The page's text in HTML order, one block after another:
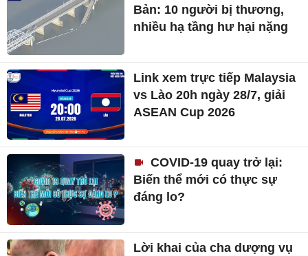
Bản: 10 người bị thương,
nhiều hạ tầng hư hại nặng
Link xem trực tiếp Malaysia
vs Lào 20h ngày 28/7, giải
ASEAN Cup 2026
COVID-19 quay trở lại:
Biến thể mới có thực sự
đáng lo?
Lời khai của cha dượng vụ